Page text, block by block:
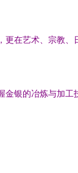
在艺术、宗教
银的冶炼与加